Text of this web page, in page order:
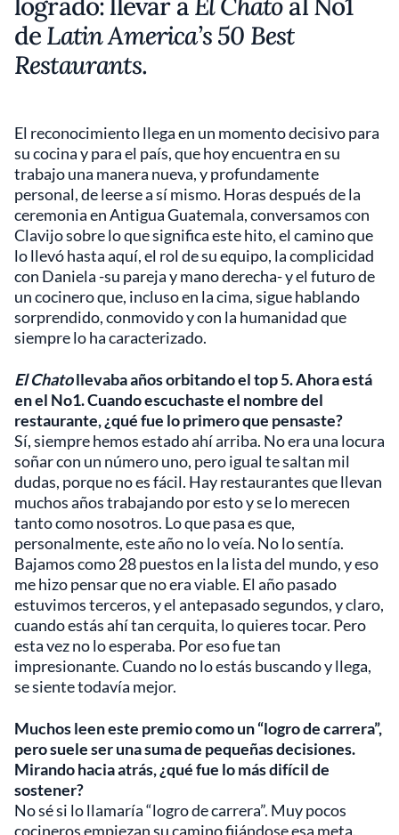
deLatin America’s 50 Best
Restaurants.
El reconocimiento llega en un momento decisivo para
su cocina y para el país, que hoy encuentra en su
trabajo una manera nueva, y profundamente
personal, de leerse a sí mismo. Horas después de la
ceremonia en Antigua Guatemala, conversamos con
Clavijo sobre lo que significa este hito, el camino que
lo llevó hasta aquí, el rol de su equipo, la complicidad
con Daniela -su pareja y mano derecha- y el futuro de
un cocinero que, incluso en la cima, sigue hablando
sorprendido, conmovido y con la humanidad que
siempre lo ha caracterizado.
El Chatollevaba años orbitando el top 5. Ahora está
en el No1. Cuando escuchaste el nombre del
restaurante, ¿qué fue lo primero que pensaste?
Sí, siempre hemos estado ahí arriba. No era una locura
soñar con un número uno, pero igual te saltan mil
dudas, porque no es fácil. Hay restaurantes que llevan
muchos años trabajando por esto y se lo merecen
tanto como nosotros. Lo que pasa es que,
personalmente, este año no lo veía. No lo sentía.
Bajamos como 28 puestos en la lista del mundo, y eso
me hizo pensar que no era viable. El año pasado
estuvimos terceros, y el antepasado segundos, y claro,
cuando estás ahí tan cerquita, lo quieres tocar. Pero
esta vez no lo esperaba. Por eso fue tan
impresionante. Cuando no lo estás buscando y llega,
se siente todavía mejor.
Muchos leen este premio como un “logro de carrera”,
pero suele ser una suma de pequeñas decisiones.
Mirando hacia atrás, ¿qué fue lo más difícil de
sostener?
No sé si lo llamaría “logro de carrera”. Muy pocos
cocineros empiezan su camino fijándose esa meta.